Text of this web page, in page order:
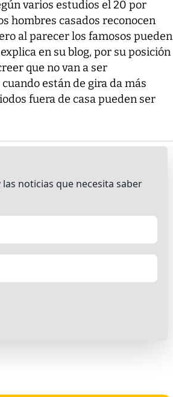
varios estudios el 20 por
hombres casados reconocen
al parecer los famosos pueden
en su blog, por su posición
que no van a ser
están de gira da más
fuera de casa pueden ser